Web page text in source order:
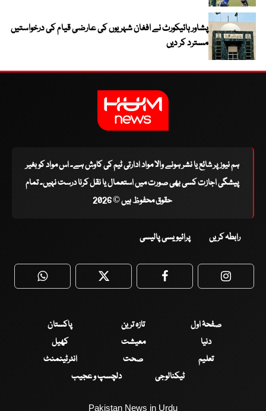
پشاور ہائیکورٹ نے افغان شہریوں کی عارضی قیام کی درخواستیں
مسترد کر دیں
ہم نیوز پر شائع یا نشر ہونے والا مواد ادارتی ٹیم کی کاوش ہے۔ اس مواد کو بغیر
پیشگی اجازت کسی بھی صورت میں استعمال یا نقل کرنا درست نہیں۔ تمام
حقوق محفوظ ہیں © 2026
رابطہ کریں پرائیویسی پالیسی
WhatsApp Twitter Facebook
صفحۂ اول تازہ ترین
پاکستان
دنیا
معیشت
کھیل
تعلیم
صحت
انٹرٹینمنٹ
ٹیکنالوجی
دلچسپ و عجیب
Pakistan News in Urdu